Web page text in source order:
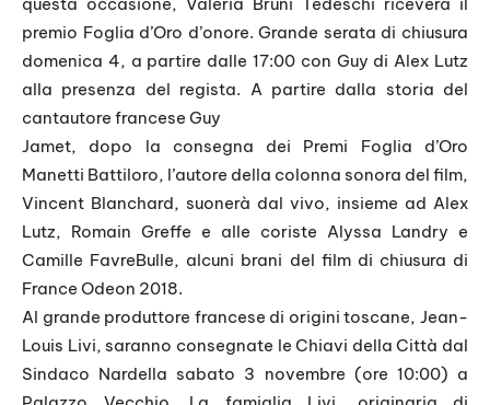
questa occasione, Valeria Bruni Tedeschi riceverà il
premio Foglia d’Oro d’onore. Grande serata di chiusura
domenica 4, a partire dalle 17:00 con Guy di Alex Lutz
alla presenza del regista. A partire dalla storia del
cantautore francese Guy
Jamet, dopo la consegna dei Premi Foglia d’Oro
Manetti Battiloro, l’autore della colonna sonora del film,
Vincent Blanchard, suonerà dal vivo, insieme ad Alex
Lutz, Romain Greffe e alle coriste Alyssa Landry e
Camille FavreBulle, alcuni brani del film di chiusura di
France Odeon 2018.
Al grande produttore francese di origini toscane, Jean-
Louis Livi, saranno consegnate le Chiavi della Città dal
Sindaco Nardella sabato 3 novembre (ore 10:00) a